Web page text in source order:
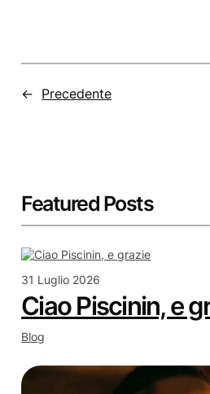
← Precedente
Featured Posts
31 Luglio 2026
Ciao Piscinin, e
Blog